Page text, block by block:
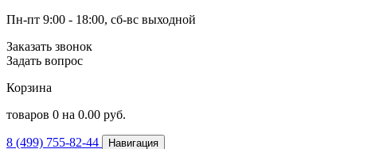
Пн-пт 9:00 - 18:00, сб-вс выходной
Заказать звонок
Задать вопрос
Корзина
товаров 0 на 0.00 руб.
8 (499) 755-82-44 Навигация